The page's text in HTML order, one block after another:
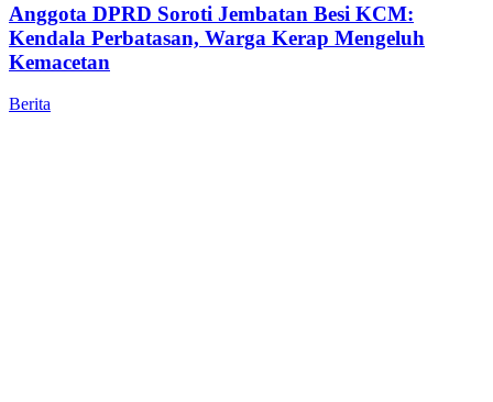
Anggota DPRD Soroti Jembatan Besi KCM:
Kendala Perbatasan, Warga Kerap Mengeluh
Kemacetan
Berita